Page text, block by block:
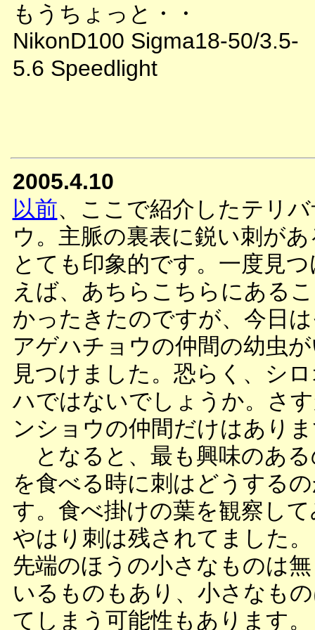
もうちょっと・・
NikonD100 Sigma18-50/3.5-
5.6 Speedlight
2005.4.10
以前、ここで紹介したテリ
ウ。主脈の裏表に鋭い刺が
とても印象的です。一度見
えば、あちらこちらにある
かったきたのですが、今日
アゲハチョウの仲間の幼虫
見つけました。恐らく、シ
ハではないでしょうか。さ
ンショウの仲間だけはあり
となると、最も興味のある
を食べる時に刺はどうする
す。食べ掛けの葉を観察し
やはり刺は残されてました
先端のほうの小さなものは
いるものもあり、小さなも
てしまう可能性もあります。